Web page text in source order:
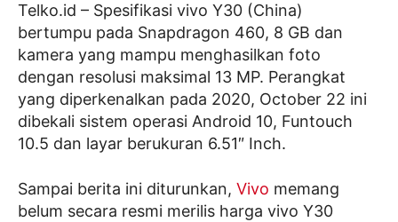
Telko.id – Spesifikasi vivo Y30 (China)
bertumpu pada Snapdragon 460, 8 GB dan
kamera yang mampu menghasilkan foto
dengan resolusi maksimal 13 MP. Perangkat
yang diperkenalkan pada 2020, October 22 ini
dibekali sistem operasi Android 10, Funtouch
10.5 dan layar berukuran 6.51″ Inch.
Sampai berita ini diturunkan, Vivo memang
belum secara resmi merilis harga vivo Y30